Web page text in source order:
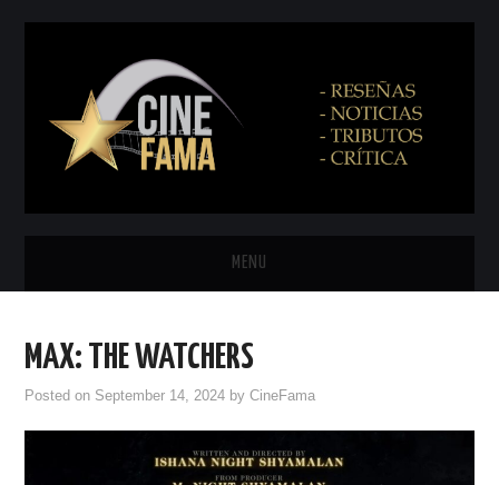
MENU
EN CINES
MAX: THE WATCHERS
Posted on September 14, 2024 byCineFama